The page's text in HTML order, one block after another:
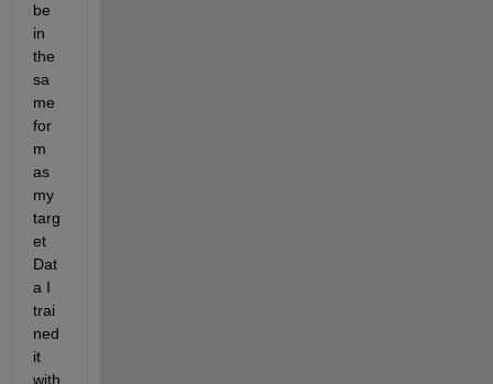
be
in
the
sa
me
for
m
as
my
targ
et
Dat
a I
trai
ned
it
with